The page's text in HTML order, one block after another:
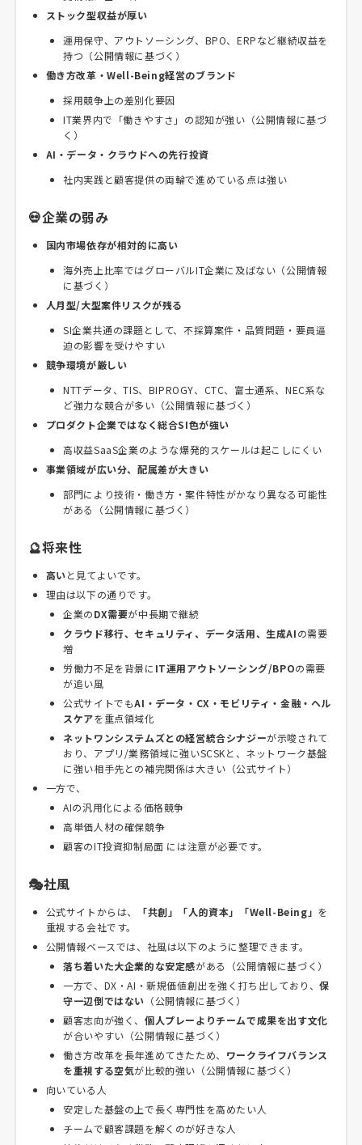
ストック型収益が厚い
運用保守、アウトソーシング、BPO、ERPなど継続収益を
持つ（公開情報に基づく）
働き方改革・Well-Being経営のブランド
採用競争上の差別化要因
IT業界内で「働きやすさ」の認知が強い（公開情報に基づ
く）
AI・データ・クラウドへの先行投資
社内実践と顧客提供の両輪で進めている点は強い
💀企業の弱み
国内市場依存が相対的に高い
海外売上比率ではグローバルIT企業に及ばない（公開情報
に基づく）
人月型/大型案件リスクが残る
SI企業共通の課題として、不採算案件・品質問題・要員逼
迫の影響を受けやすい
競争環境が厳しい
NTTデータ、TIS、BIPROGY、CTC、富士通系、NEC系な
ど強力な競合が多い（公開情報に基づく）
プロダクト企業ではなく総合SI色が強い
高収益SaaS企業のような爆発的スケールは起こしにくい
事業領域が広い分、配属差が大きい
部門により技術・働き方・案件特性がかなり異なる可能性
がある（公開情報に基づく）
🔮将来性
高いと見てよいです。
理由は以下の通りです。
企業のDX需要が中長期で継続
クラウド移行、セキュリティ、データ活用、生成AIの需要
増
労働力不足を背景に IT運用アウトソーシング/BPOの需要
が追い風
公式サイトでもAI・データ・CX・モビリティ・金融・ヘル
スケアを重点領域化
ネットワンシステムズとの経営統合シナジーが示唆されて
おり、アプリ/業務領域に強いSCSKと、ネットワーク基盤
に強い相手先との補完関係は大きい（公式サイト）
一方で、
AIの汎用化による価格競争
高単価人材の確保競争
顧客のIT投資抑制局面 には注意が必要です。
🎭社風
公式サイトからは、 「共創」「人的資本」「Well-Being」 を
重視する会社です。
公開情報ベースでは、社風は以下のように整理できます。
落ち着いた大企業的な安定感がある（公開情報に基づく）
一方で、DX・AI・新規価値創出を強く打ち出しており、保
守一辺倒ではない （公開情報に基づく）
顧客志向が強く、 個人プレーよりチームで成果を出す文化
が合いやすい（公開情報に基づく）
働き方改革を長年進めてきたため、 ワークライフバランス
を重視する空気が比較的強い（公開情報に基づく）
向いている人
安定した基盤の上で長く専門性を高めたい人
チームで顧客課題を解くのが好きな人